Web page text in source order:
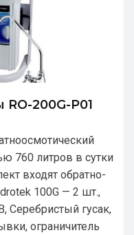
200G-P01
760 литров в сутки
входят обратно-
100G — 2 шт.,
Серебристый гусак,
ограничитель